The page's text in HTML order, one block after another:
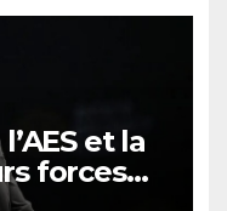
et la
forces